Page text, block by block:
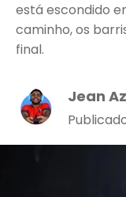
está escondido
caminho, os
final.
Jean